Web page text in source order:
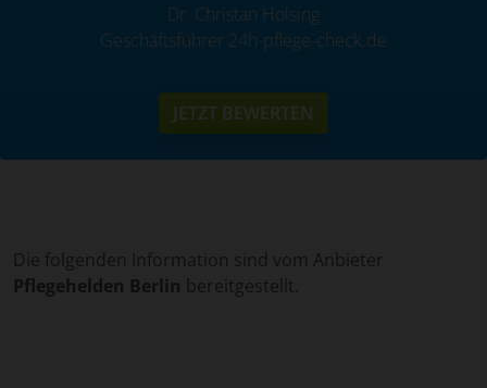
Dr. Christan Holsing
Geschäftsführer 24h-pflege-check.de
JETZT BEWERTEN
Die folgenden Information sind vom Anbieter
Pflegehelden Berlin bereitgestellt.